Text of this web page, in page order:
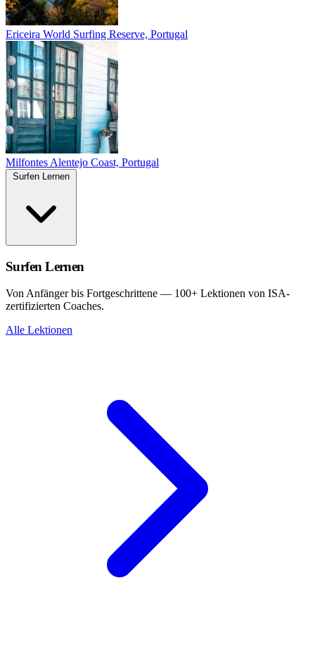
Ericeira World Surfing Reserve, Portugal
Milfontes Alentejo Coast, Portugal
Surfen Lernen
Von Anfänger bis Fortgeschrittene — 100+ Lektionen von ISA-
zertifizierten Coaches.
Alle Lektionen